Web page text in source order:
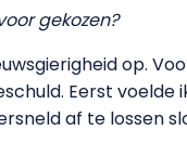
gekozen?
op.
Eerst
af te lossen